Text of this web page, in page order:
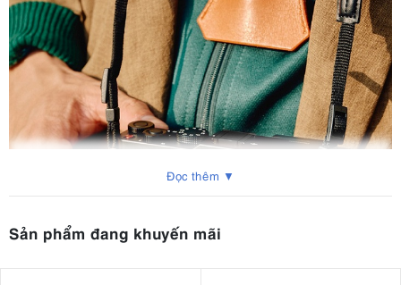
Đọc thêm ▼
Sản phẩm đang khuyến mãi